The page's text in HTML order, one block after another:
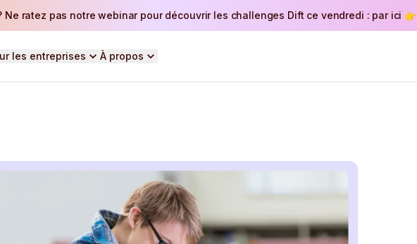
Ne ratez pas notre webinar pour découvrir les challenges Dift ce vendredi : par ici 👉
les entreprises À propos